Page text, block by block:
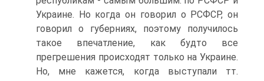
Украине. Но когда он говорил о РСФСР, он
говорил о губерниях, поэтому получилось
такое впечатление, как будто все
прегрешения происходят только на Украине.
Но, мне кажется, когда выступали тт.